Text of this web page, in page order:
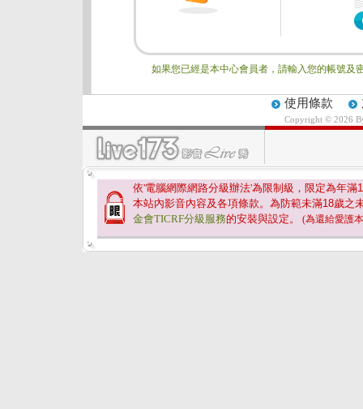
如果您已經是本中心會員者，請輸入您的帳號及
使用條款
Copyright © 2026
依'電腦網際網路分級辦法'為限制級，限定為年滿
本站內影音內容及各項條款。為防範未滿18歲之
金會TICRF分級服務的安裝與設定。 (為還給愛護